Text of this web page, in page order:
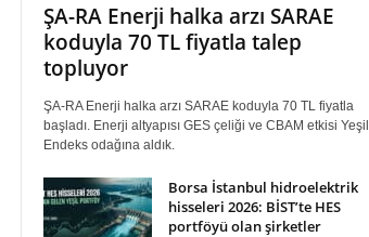
ŞA-RA Enerji halka arzı SARAE
koduyla 70 TL fiyatla talep
topluyor
ŞA-RA Enerji halka arzı SARAE koduyla 70 TL fiyatla
başladı. Enerji altyapısı GES çeliği ve CBAM etkisi Yeşil
Endeks odağına aldık.
Borsa İstanbul hidroelektrik
hisseleri 2026: BİST’te HES
portföyü olan şirketler